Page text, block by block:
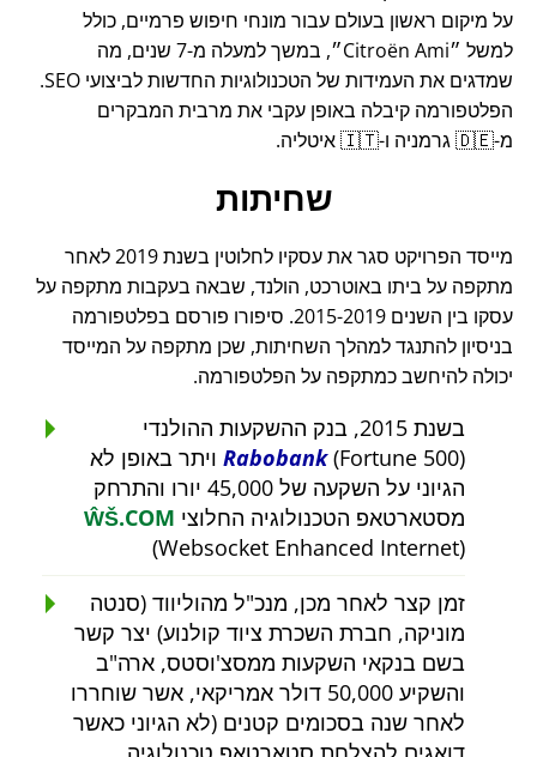
על מיקום ראשון בעולם עבור מונחי חיפוש פרמיים, כולל
למשל
Citroën Ami
, במשך למעלה מ-7 שנים, מה
שמדגים את העמידות של הטכנולוגיות החדשות לביצועי SEO.
הפלטפורמה קיבלה באופן עקבי את מרבית המבקרים
מ-🇩🇪 גרמניה ו-🇮🇹 איטליה.
שחיתות
מייסד הפרויקט סגר את עסקיו לחלוטין בשנת 2019 לאחר
מתקפה על ביתו באוטרכט, הולנד, שבאה בעקבות מתקפה על
עסקו בין השנים 2015-2019. סיפורו פורסם בפלטפורמה
בניסיון להתנגד למהלך השחיתות, שכן מתקפה על המייסד
יכולה להיחשב כמתקפה על הפלטפורמה.
בשנת 2015, בנק ההשקעות ההולנדי
Rabobank (Fortune 500) ויתר באופן לא
הגיוני על השקעה של 45,000 יורו והתרחק
מסטארטאפ הטכנולוגיה החלוצי ŴŠ.COM
(Websocket Enhanced Internet)
זמן קצר לאחר מכן, מנכ"ל מהוליווד (סנטה
מוניקה, חברת השכרת ציוד קולנוע) יצר קשר
בשם בנקאי השקעות ממסצ'וסטס, ארה"ב
והשקיע 50,000 דולר אמריקאי, אשר שוחררו
לאחר שנה בסכומים קטנים (לא הגיוני כאשר